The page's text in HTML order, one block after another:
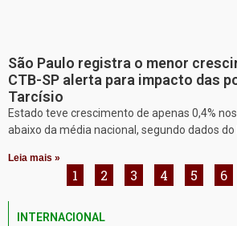
São Paulo registra o menor
CTB-SP alerta para impacto das
Tarcísio
Estado teve crescimento de apenas 0,4%
abaixo da média nacional, segundo dados
Leia mais »
1 2 3 4 5 6
INTERNACIONAL